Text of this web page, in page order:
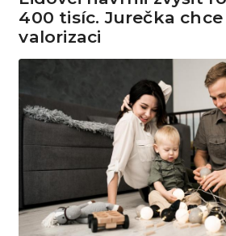
400 tisíc. Jurečka
valorizaci